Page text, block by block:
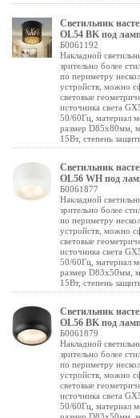
Светильник
OL54 BK под
Б0061192
Накладной
зрительно более
по периметру
устройств, можно
световые
источника света
50/60Гц, материал
размер D85x80мм,
15Вт, степень
Светильник
OL56 WH под
Б0061877
Накладной
зрительно более
по периметру
устройств, можно
световые
источника света
50/60Гц, материал
размер D83х50мм,
15Вт, степень
Светильник
OL56 BK под
Б0061879
Накладной
зрительно более
по периметру
устройств, можно
световые
источника света
50/60Гц, материал